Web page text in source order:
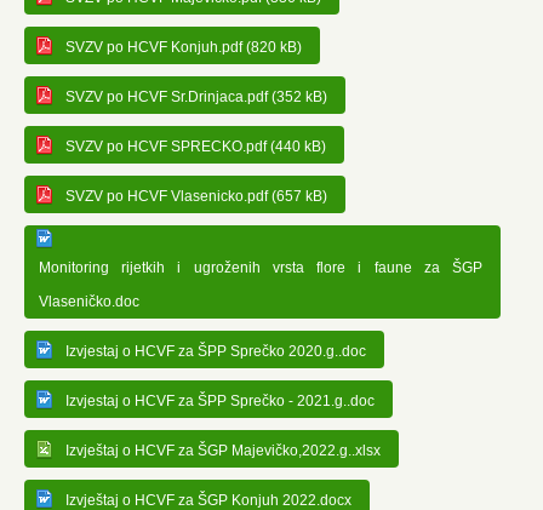
SVZV po HCVF Konjuh.pdf (820 kB)
SVZV po HCVF Sr.Drinjaca.pdf (352 kB)
SVZV po HCVF SPRECKO.pdf (440 kB)
SVZV po HCVF Vlasenicko.pdf (657 kB)
Monitoring rijetkih i ugroženih vrsta flore i faune za ŠGP
Vlaseničko.doc
Izvjestaj o HCVF za ŠPP Sprečko 2020.g..doc
Izvjestaj o HCVF za ŠPP Sprečko - 2021.g..doc
Izvještaj o HCVF za ŠGP Majevičko,2022.g..xlsx
Izvještaj o HCVF za ŠGP Konjuh 2022.docx